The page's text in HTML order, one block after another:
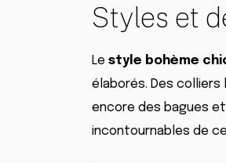
Styles et
Le style bohème
élaborés. Des
encore des bagues
incontournables de